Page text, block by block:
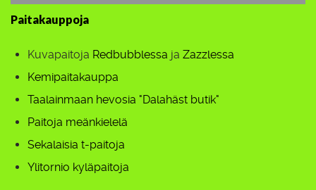
Paitakauppoja
Kuvapaitoja Redbubblessa ja Zazzlessa
Kemipaitakauppa
Taalainmaan hevosia "Dalahäst butik"
Paitoja meänkielelä
Sekalaisia t-paitoja
Ylitornio kyläpaitoja